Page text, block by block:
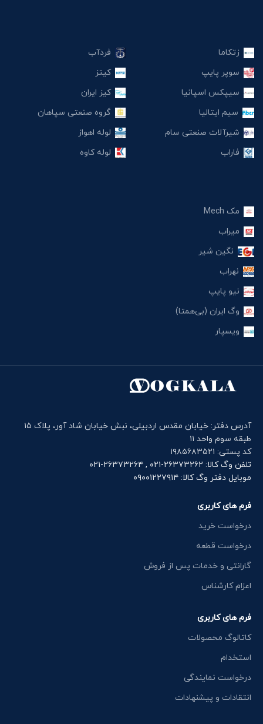
زتکاما
سوپر پایپ
سیپکس اسپانیا
سیم ایتالیا
شیرآلات صنعتی سام
فاراب
فردآب
کیتز
کیز ایران
گروه صنعتی سپاهان
لوله اهواز
لوله کاوه
مک Mech
میراب
نگین شیر
نهراب
نیو پایپ
وگ ایران (بی‌همتا)
ویسپار
آدرس دفتر: خیابان مقدس اردبیلی، نبش خیابان شاد آور، پلاک ۱۵
طبقه سوم واحد ۱۱
کد پستی: ۱۹۸۵۶۸۳۵۲۱
تلفن وگ کالا: ۲۶۳۷۳۲۶۲-۰۲۱ , ۲۶۳۷۳۲۶۴-۰۲۱
موبایل دفتر وگ کالا: ۰۹۰۰۱۲۲۷۹۱۴
فرم های کاربری
درخواست خرید
درخواست قطعه
گارانتی و خدمات پس از فروش
اعزام کارشناس
فرم های کاربری
کاتالوگ محصولات
استخدام
درخواست نمایندگی
انتقادات و پیشنهادات